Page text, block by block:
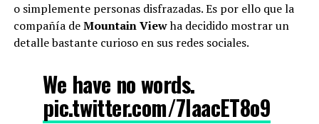
o simplemente personas disfrazadas. Es por ello que la
compañía deMountain Viewha decidido mostrar un
detalle bastante curioso en sus redes sociales.
We have no words.
pic.twitter.com/7IaacET8o9